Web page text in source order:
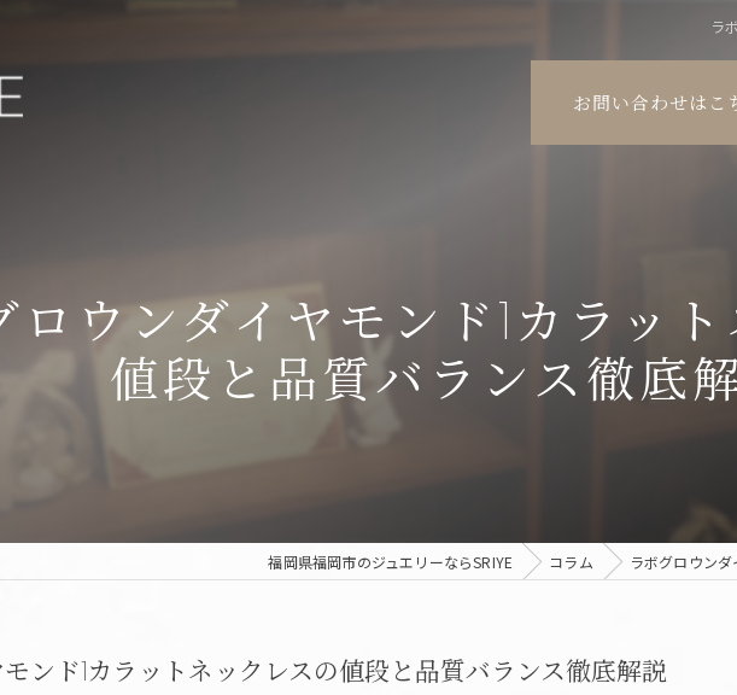
ラ
お問い合わせはこ
ロウンダイヤモンド1カラッ
値段と品質バランス徹底
福岡県福岡市のジュエリーならSRIYE コラム ラボグロウン
ンド1カラットネックレスの値段と品質バランス徹底解説